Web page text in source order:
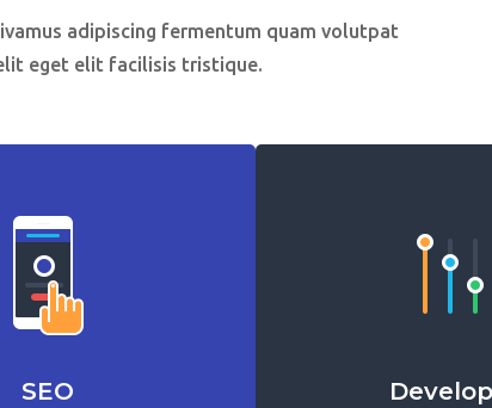
adipiscing fermentum quam volutpat
eget elit facilisis tristique.
SEO